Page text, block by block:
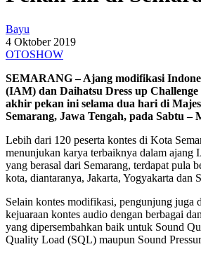
Bayu
4 Oktober 2019
OTOSHOW
SEMARANG – Ajang modifikasi
(IAM) dan Daihatsu Dress up
akhir pekan ini selama dua hari di
Semarang, Jawa Tengah, pada Sabtu –
Lebih dari 120 peserta kontes di Kota
menunjukan karya terbaiknya dalam ajang
yang berasal dari Semarang, terdapat pula
kota, diantaranya, Jakarta, Yogyakarta dan
Selain kontes modifikasi, pengunjung juga
kejuaraan kontes audio dengan berbagai
yang dipersembahkan baik untuk Sound
Quality Load (SQL) maupun Sound